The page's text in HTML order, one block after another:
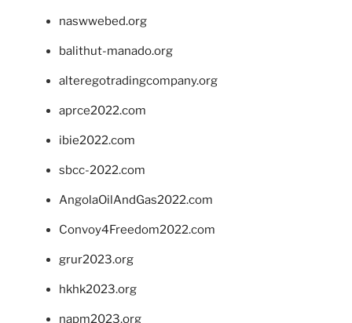
naswwebed.org
balithut-manado.org
alteregotradingcompany.org
aprce2022.com
ibie2022.com
sbcc-2022.com
AngolaOilAndGas2022.com
Convoy4Freedom2022.com
grur2023.org
hkhk2023.org
napm2023.org